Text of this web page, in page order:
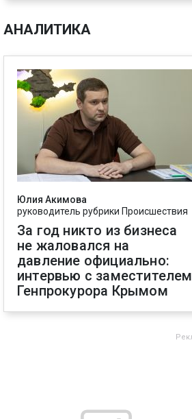
АНАЛИТИКА
Юлия Акимова
руководитель рубрики Происшествия
За год никто из бизнеса
не жаловался на
давление официально:
интервью с заместителем
Генпрокурора Крымом